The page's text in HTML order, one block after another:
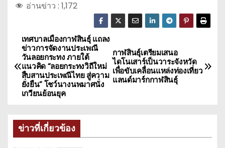
อ่านข่าว : 1,172
แ
น
น
กาฬสินธุ์เตรียมเสนอ
ไดโนเสาร์เป็นวาระจังหวัด
เพื่อขับเคลื่อนแหล่งท่องเที่ยว
แลนด์มาร์กกาฬสินธุ์
เทศบาลเมืองกาฬสินธุ์ แถลง
ข่าวการจัดงานประเพณี
วันลอยกระทง ภายใต้
แนวคิด “ลอยกระทงวิถีใหม่
สืบสานประเพณีไทย สู่ความ
ยั่งยืน” โชว์นางนพมาศนั่ง
เกวียนย้อนยุค
ข่าวที่เกี่ยวข้อง